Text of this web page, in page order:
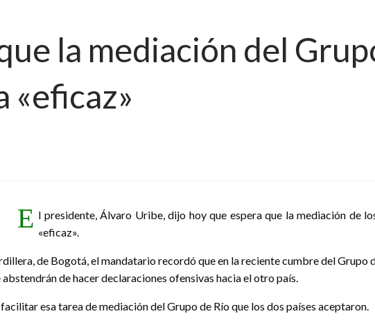
la mediación del
«eficaz»
E l presidente, Álvaro Uribe, dijo hoy que espera que la mediación de
«eficaz».
de Bogotá, el mandatario recordó que en la reciente cumbre del Grupo
de hacer declaraciones ofensivas hacia el otro país.
esa tarea de mediación del Grupo de Río que los dos países aceptaron.